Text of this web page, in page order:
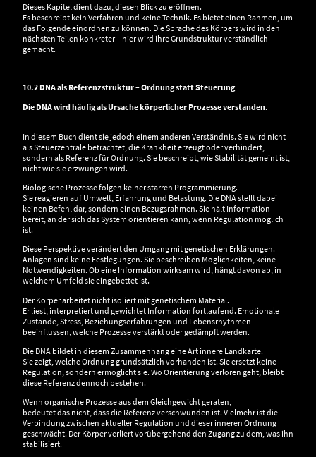
Dieses Kapitel dient dazu, diesen Blick zu eröffnen.
Es beschreibt kein Verfahren und keine Technik. Es bietet einen Rahmen, um
das Folgende einordnen zu können. Die Sprache des Körpers wird in den
nächsten Teilen konkreter – hier wird ihre Grundstruktur verständlich
gemacht.
10.2 DNA als Referenzstruktur – Ordnung statt Steuerung
Die DNA wird häufig als Ursache körperlicher Prozesse verstanden.
In diesem Buch dient sie jedoch einem anderen Verständnis. Sie wird nicht
als Steuerzentrale betrachtet, die Krankheit erzeugt oder verhindert,
sondern als Referenz für Ordnung. Sie beschreibt, wie Stabilität gemeint ist,
nicht wie sie erzwungen wird.
Biologische Prozesse folgen keiner starren Programmierung.
Sie reagieren auf Umwelt, Erfahrung und Belastung. Die DNA stellt dabei
keinen Befehl dar, sondern einen Bezugsrahmen. Sie hält Information
bereit, an der sich das System orientieren kann, wenn Regulation möglich
ist.
Diese Perspektive verändert den Umgang mit genetischen Erklärungen.
Anlagen sind keine Festlegungen. Sie beschreiben Möglichkeiten, keine
Notwendigkeiten. Ob eine Information wirksam wird, hängt davon ab, in
welchem Umfeld sie eingebettet ist.
Der Körper arbeitet nicht isoliert mit genetischem Material.
Er liest, interpretiert und gewichtet Information fortlaufend. Emotionale
Zustände, Stress, Beziehungserfahrungen und Lebensrhythmen
beeinflussen, welche Prozesse verstärkt oder gedämpft werden.
Die DNA bildet in diesem Zusammenhang eine Art innere Landkarte.
Sie zeigt, welche Ordnung grundsätzlich vorhanden ist. Sie ersetzt keine
Regulation, sondern ermöglicht sie. Wo Orientierung verloren geht, bleibt
diese Referenz dennoch bestehen.
Wenn organische Prozesse aus dem Gleichgewicht geraten,
bedeutet das nicht, dass die Referenz verschwunden ist. Vielmehr ist die
Verbindung zwischen aktueller Regulation und dieser inneren Ordnung
geschwächt. Der Körper verliert vorübergehend den Zugang zu dem, was ihn
stabilisiert.